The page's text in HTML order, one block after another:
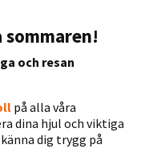
och resan
på alla våra
dina hjul och viktiga
dig trygg på